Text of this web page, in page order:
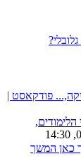
פודקאסט |
הלימודים,
כאן המשך